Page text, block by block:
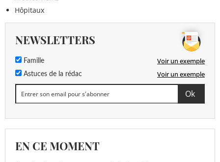
Hôpitaux
NEWSLETTERS
Famille Voir un exemple
Astuces de la rédac Voir un exemple
EN CE MOMENT